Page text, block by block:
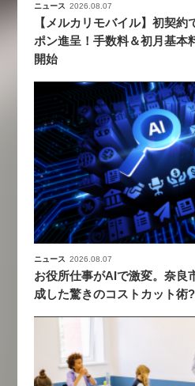
ニュース 2026.08.07
【メルカリモバイル】初契
ポン進呈！手数料＆初月基本
開始
ニュース 2026.08.07
お役所仕事がAIで激変。奈良
成した驚きのコストカット術?